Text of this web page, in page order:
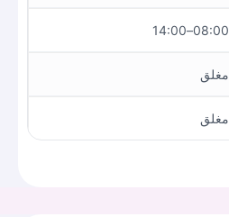
08:00–14:00
مغلق
مغلق